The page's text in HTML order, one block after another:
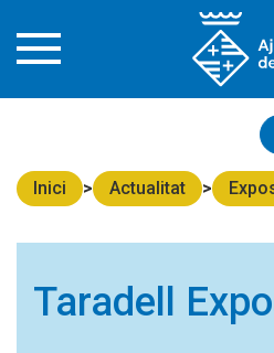
Inici Actualitat
Taradell